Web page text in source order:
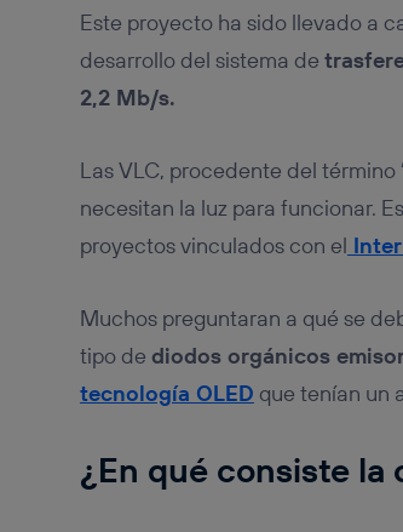
Este proyecto ha sido llevado a
desarrollo del sistema de
2,2 Mb/s.
Las VLC, procedente del término
necesitan la luz para funcionar.
proyectos vinculados con el
Muchos preguntaran a qué se
tipo de diodos orgánicos
tecnología OLED que tenían un
¿En qué consiste la